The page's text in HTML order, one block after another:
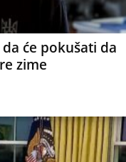
će pokušati da
zime